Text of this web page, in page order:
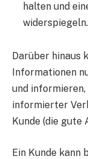
halten und
Darüber hinaus
Informationen
und informieren,
informierter
Kunde (die gute
Ein Kunde kann